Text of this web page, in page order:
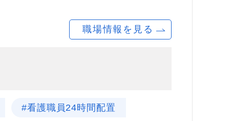
職場情報を見る
#看護職員24時間配置